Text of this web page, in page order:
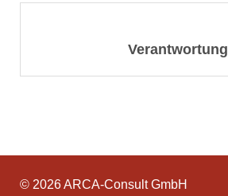
Verantwortung
© 2026 ARCA-Consult GmbH